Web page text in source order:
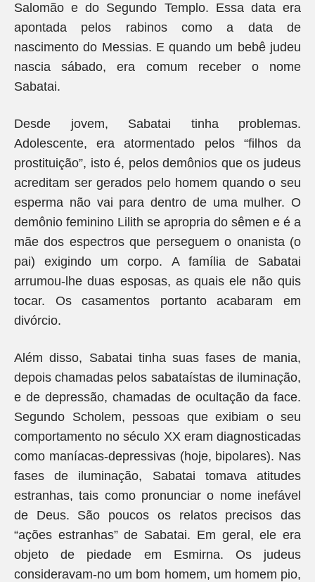
Salomão e do Segundo Templo. Essa data era
apontada pelos rabinos como a data de
nascimento do Messias. E quando um bebê judeu
nascia sábado, era comum receber o nome
Sabatai.
Desde jovem, Sabatai tinha problemas.
Adolescente, era atormentado pelos “filhos da
prostituição”, isto é, pelos demônios que os judeus
acreditam ser gerados pelo homem quando o seu
esperma não vai para dentro de uma mulher. O
demônio feminino Lilith se apropria do sêmen e é a
mãe dos espectros que perseguem o onanista (o
pai) exigindo um corpo. A família de Sabatai
arrumou-lhe duas esposas, as quais ele não quis
tocar. Os casamentos portanto acabaram em
divórcio.
Além disso, Sabatai tinha suas fases de mania,
depois chamadas pelos sabataístas de iluminação,
e de depressão, chamadas de ocultação da face.
Segundo Scholem, pessoas que exibiam o seu
comportamento no século XX eram diagnosticadas
como maníacas-depressivas (hoje, bipolares). Nas
fases de iluminação, Sabatai tomava atitudes
estranhas, tais como pronunciar o nome inefável
de Deus. São poucos os relatos precisos das
“ações estranhas” de Sabatai. Em geral, ele era
objeto de piedade em Esmirna. Os judeus
consideravam-no um bom homem, um homem pio,